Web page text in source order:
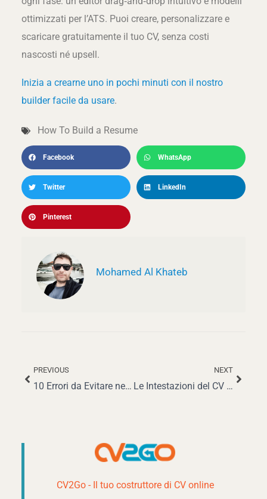
ottimizzati per l’ATS. Puoi creare, personalizzare e
scaricare gratuitamente il tuo CV, senza costi
nascosti né upsell.
Inizia a crearne uno in pochi minuti con il nostro
builder facile da usare.
How To Build a Resume
Facebook WhatsApp
Twitter LinkedIn
Pinterest
Mohamed Al Khateb
Precedente
PREVIOUS
10 Errori da Evitare nel Tuo Curriculum
NEXT
Le Intestazioni del CV per Impressionare i Recruiter
CV2Go - Il tuo costruttore di CV online